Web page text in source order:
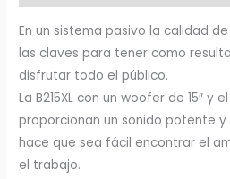
En un sistema pasivo la calidad
las claves para tener como
disfrutar todo el público.
La B215XL con un woofer de 15″ y
proporcionan un sonido potente
hace que sea fácil encontrar el
el trabajo.